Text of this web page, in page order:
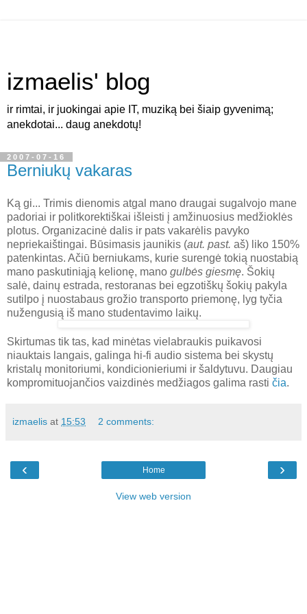
izmaelis' blog
ir rimtai, ir juokingai apie IT, muziką bei šiaip gyvenimą;
anekdotai... daug anekdotų!
2007-07-16
Berniukų vakaras
Ką gi... Trimis dienomis atgal mano draugai sugalvojo mane
padoriai ir politkorektiškai išleisti į amžinuosius medžioklės
plotus. Organizacinė dalis ir pats vakarėlis pavyko
nepriekaištingai. Būsimasis jaunikis (aut. past. aš) liko 150%
patenkintas. Ačiū berniukams, kurie surengė tokią nuostabią
mano paskutiniąją kelionę, mano gulbės giesmę. Šokių
salė, dainų estrada, restoranas bei egzotiškų šokių pakyla
sutilpo į nuostabaus grožio transporto priemonę, lyg tyčia
nužengusią iš mano studentavimo laikų.
Skirtumas tik tas, kad minėtas vielabraukis puikavosi
niauktais langais, galinga hi-fi audio sistema bei skystų
kristalų monitoriumi, kondicionieriumi ir šaldytuvu. Daugiau
kompromituojančios vaizdinės medžiagos galima rasti čia.
izmaelis at 15:53 2 comments:
‹ ›
Home
View web version